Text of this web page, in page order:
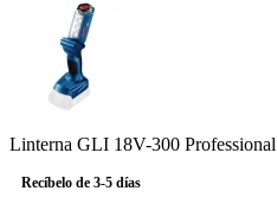
Linterna GLI 18V-300 Professional
Recíbelo de 3-5 días